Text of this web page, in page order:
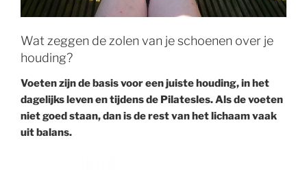
Wat zeggen de zolen van je schoenen over je
houding?
Voeten zijn de basis voor een juiste houding, in het
dagelijks leven en tijdens de Pilatesles. Als de voeten
niet goed staan, dan is de rest van het lichaam vaak
uit balans.